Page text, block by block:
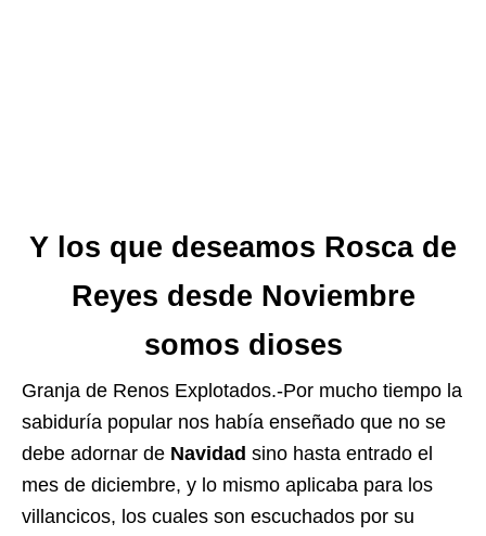
Y los que deseamos Rosca de
Reyes desde Noviembre
somos dioses
Granja de Renos Explotados.-Por mucho tiempo la
sabiduría popular nos había enseñado que no se
debe adornar de Navidad sino hasta entrado el
mes de diciembre, y lo mismo aplicaba para los
villancicos, los cuales son escuchados por su